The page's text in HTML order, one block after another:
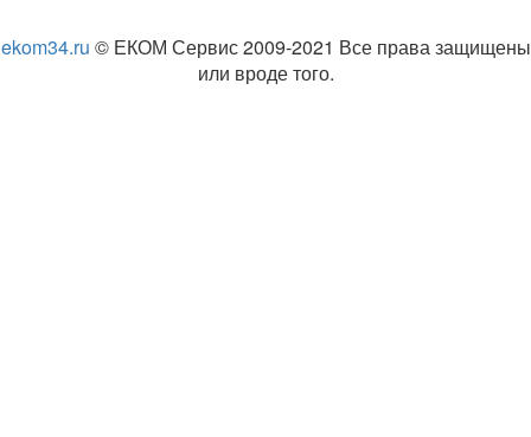
ekom34.ru © ЕКОМ Сервис 2009-2021 Все права защищены
или вроде того.